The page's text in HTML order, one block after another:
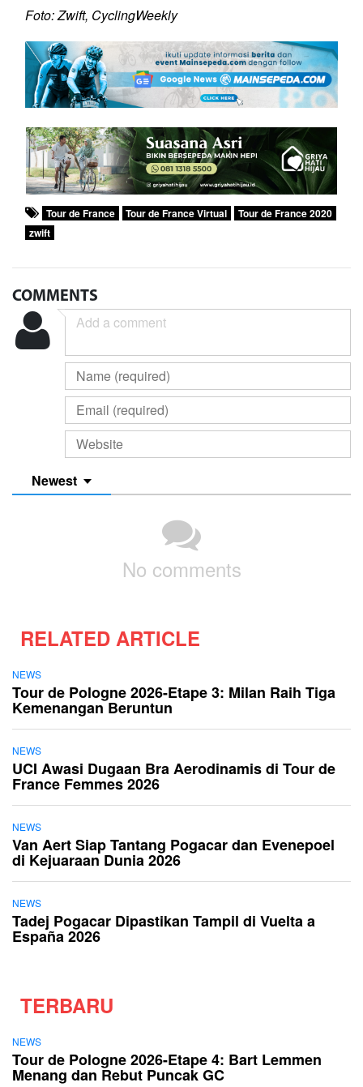
Foto: Zwift, CyclingWeekly
Tour de France Tour de France Virtual
Tour de France 2020
zwift
COMMENTS
Newest
No comments
RELATED ARTICLE
NEWS
Tour de Pologne 2026-Etape 3: Milan Raih Tiga
Kemenangan Beruntun
NEWS
UCI Awasi Dugaan Bra Aerodinamis di Tour de
France Femmes 2026
NEWS
Van Aert Siap Tantang Pogacar dan Evenepoel
di Kejuaraan Dunia 2026
NEWS
Tadej Pogacar Dipastikan Tampil di Vuelta a
España 2026
TERBARU
NEWS
Tour de Pologne 2026-Etape 4: Bart Lemmen
Menang dan Rebut Puncak GC